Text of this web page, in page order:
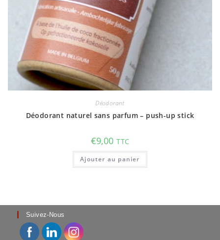
Déodorant
Déodorant naturel sans parfum – push-up stick
€9,00 TTC
Ajouter au panier
Suivez-Nous